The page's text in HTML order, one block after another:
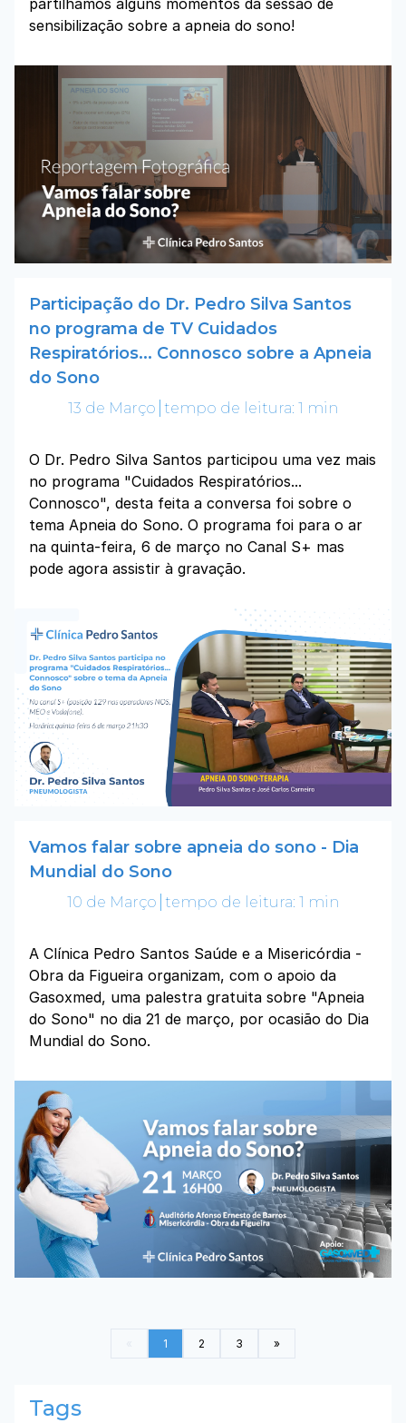
partilhamos alguns momentos da sessão de
sensibilização sobre a apneia do sono!
Participação do Dr. Pedro Silva Santos
no programa de TV Cuidados
Respiratórios... Connosco sobre a Apneia
do Sono
13 de Março tempo de leitura: 1 min
O Dr. Pedro Silva Santos participou uma vez mais
no programa "Cuidados Respiratórios...
Connosco", desta feita a conversa foi sobre o
tema Apneia do Sono. O programa foi para o ar
na quinta-feira, 6 de março no Canal S+ mas
pode agora assistir à gravação.
Vamos falar sobre apneia do sono - Dia
Mundial do Sono
10 de Março tempo de leitura: 1 min
A Clínica Pedro Santos Saúde e a Misericórdia -
Obra da Figueira organizam, com o apoio da
Gasoxmed, uma palestra gratuita sobre "Apneia
do Sono" no dia 21 de março, por ocasião do Dia
Mundial do Sono.
1 2 3 »
Tags